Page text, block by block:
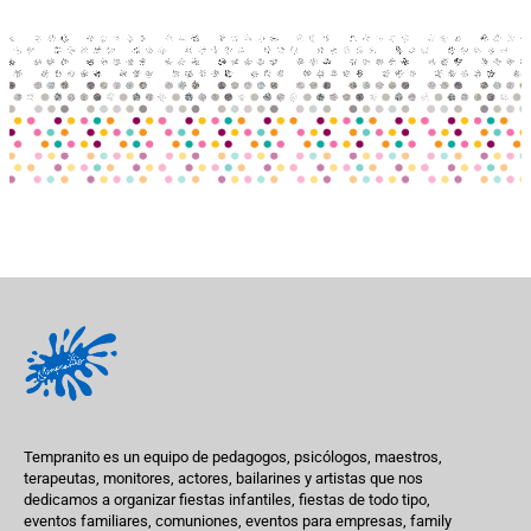
Tempranito es un equipo de pedagogos, psicólogos, maestros,
terapeutas, monitores, actores, bailarines y artistas que nos
dedicamos a organizar fiestas infantiles, fiestas de todo tipo,
eventos familiares, comuniones, eventos para empresas, family